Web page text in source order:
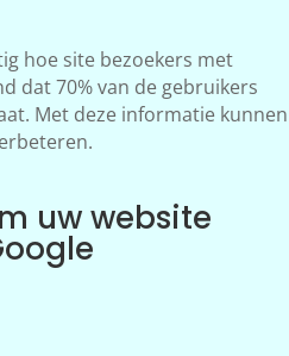
hoe site bezoekers met
dat 70% van de gebruikers
Met deze informatie kunnen
uw website